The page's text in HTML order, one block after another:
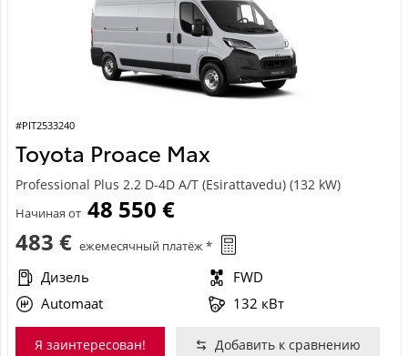
#PIT2533240
Toyota Proace Max
Professional Plus 2.2 D-4D A/T (Esirattavedu) (132 kW)
Начиная от 48 550 €
483 € ежемесячный платёж *
Дизель
FWD
Automaat
132 кВт
Я заинтересован! Добавить к сравнению